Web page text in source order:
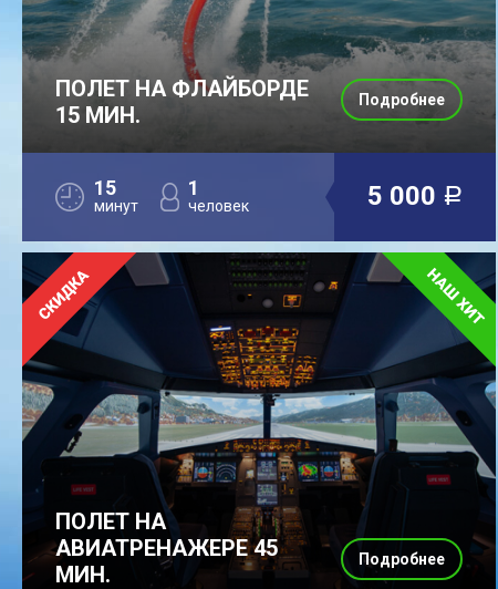
ПОЛЕТ НА ФЛАЙБОРДЕ
15 МИН.
15
минут
1
человек 5 000 a
Подробнее
ПОЛЕТ НА
АВИАТРЕНАЖЕРЕ 45
МИН.
Подробнее